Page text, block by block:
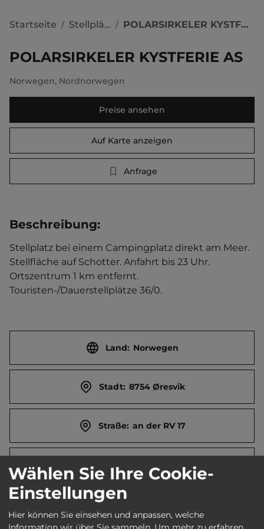
Startseite / Stellplätze / POLARSIRKELER KYSTFERIE AS
POLARSIRKELER KYSTFERIE AS
Norwegen, Nordnorwegen
Preise ansehen
Auf Karte anzeigen
Anfrage
Beschreibung:
Stellplatz bei einem Campingplatz direkt am Meer.
Stellfläche auf Schotter. Anfahrt bis 23 Uhr.
Ortszentrum 1 km entfernt.
Touristen-/Dauerstellplätze 36/0.
Land: Norwegen
Stadt: 8754 Øresvik
Straße: an der RV 17
E-Mail: post@polarcamp.com
Webseite:
Wählen Sie Ihre Cookie-
Einstellungen
Hier können Sie einsehen und anpassen, welche